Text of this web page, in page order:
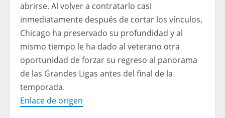
abrirse. Al volver a contratarlo casi
inmediatamente después de cortar los vínculos,
Chicago ha preservado su profundidad y al
mismo tiempo le ha dado al veterano otra
oportunidad de forzar su regreso al panorama
de las Grandes Ligas antes del final de la
temporada.
Enlace de origen